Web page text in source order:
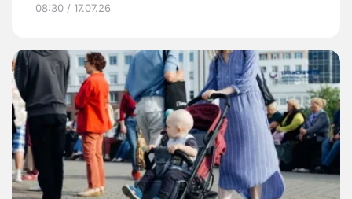
08:30 / 17.07.26